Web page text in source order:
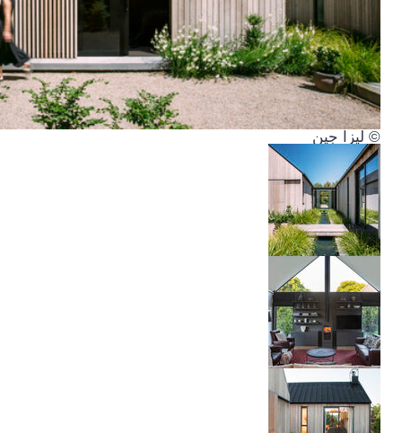
© ليزا جين